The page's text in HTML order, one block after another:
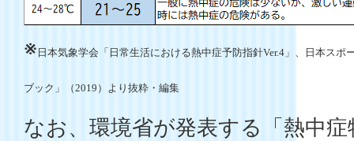
※日本気象学会「日常生活における熱中症予防指針Ver.4 」、日本スポ
ブック」（2019 ）より抜粋・編集
なお、環境省が発表する「熱中